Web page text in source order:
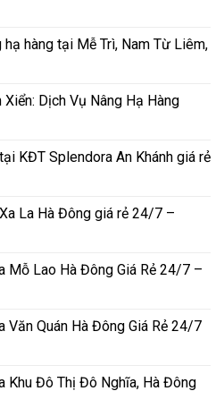
hạ hàng tại Mễ Trì, Nam Từ Liêm,
Dịch Vụ Nâng Hạ Hàng
KĐT Splendora An Khánh giá rẻ
La Hà Đông giá rẻ 24/7 –
Mỗ Lao Hà Đông Giá Rẻ 24/7 –
Văn Quán Hà Đông Giá Rẻ 24/7
Khu Đô Thị Đô Nghĩa, Hà Đông